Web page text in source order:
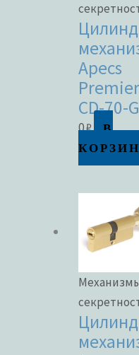
Apecs
Premier
CD-70-G
0₽
В